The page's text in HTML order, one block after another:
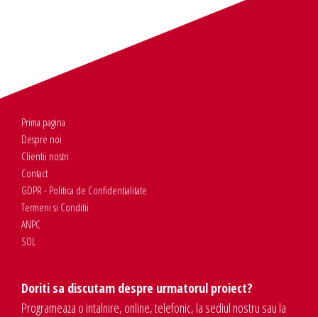
Prima pagina
Despre noi
Clientii nostri
Contact
GDPR - Politica de Confidentialitate
Termeni si Conditii
ANPC
SOL
Doriti sa discutam despre urmatorul proiect?
Programeaza o intalnire, online, telefonic, la sediul nostru sau la